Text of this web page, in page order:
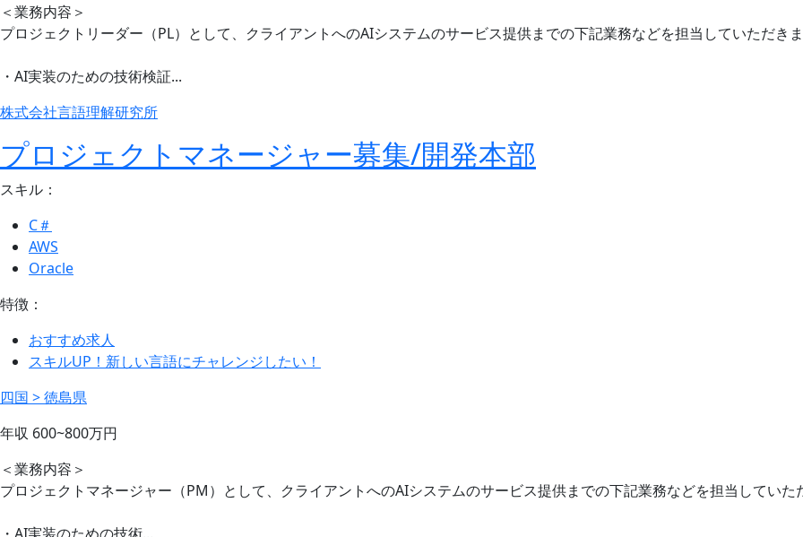
＜業務内容＞
プロジェクトリーダー（PL）として、クライアントへのAIシステムのサービス提供までの下記業務などを担当していただき
・AI実装のための技術検証...
株式会社言語理解研究所
プロジェクトマネージャー募集/開発本部
スキル：
C＃
AWS
Oracle
特徴：
おすすめ求人
スキルUP！新しい言語にチャレンジしたい！
四国 > 徳島県
年収 600~800万円
＜業務内容＞
プロジェクトマネージャー（PM）として、クライアントへのAIシステムのサービス提供までの下記業務などを担当していた